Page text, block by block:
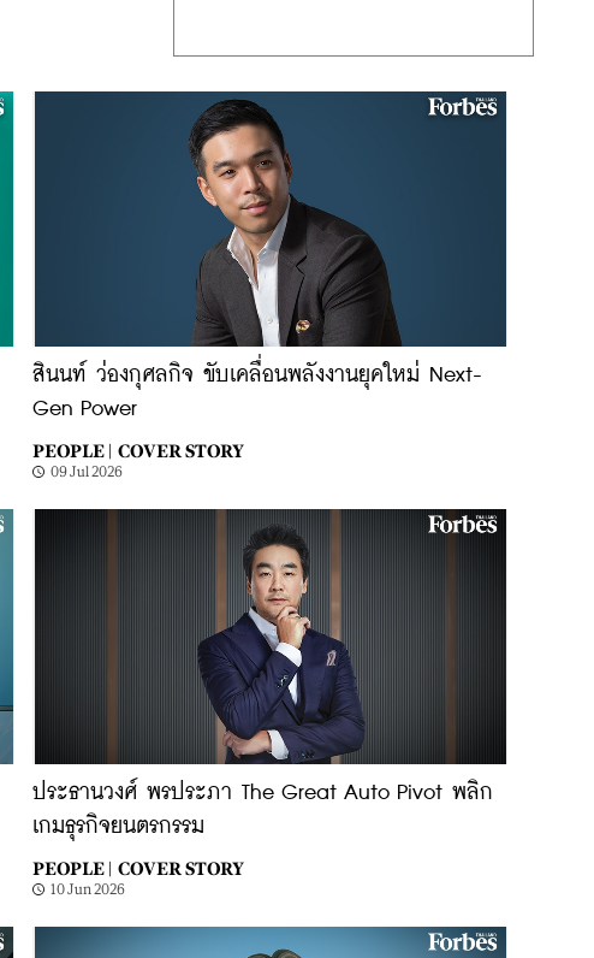
สินนท์ ว่องกุศลกิจ ขับเคลื่อนพลังงานยุคใหม่ Next-
Gen Power
PEOPLE | COVER STORY
09 Jul 2026
ประธานวงศ์ พรประภา The Great Auto Pivot พลิก
เกมธุรกิจยนตรกรรม
PEOPLE | COVER STORY
10 Jun 2026